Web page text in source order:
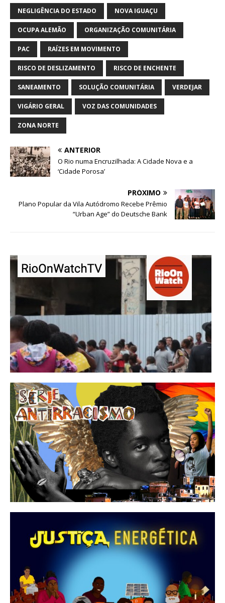
NEGLIGÊNCIA DO ESTADO NOVA IGUAÇU
OCUPA ALEMÃO ORGANIZAÇÃO COMUNITÁRIA
PAC RAÍZES EM MOVIMENTO
RISCO DE DESLIZAMENTO RISCO DE ENCHENTE
SANEAMENTO SOLUÇÃO COMUNITÁRIA VERDEJAR
VIGÁRIO GERAL VOZ DAS COMUNIDADES
ZONA NORTE
ANTERIOR
O Rio numa Encruzilhada: A Cidade Nova e a
‘Cidade Porosa’
PRÓXIMO
Plano Popular da Vila Autódromo Recebe Prêmio
“Urban Age” do Deutsche Bank